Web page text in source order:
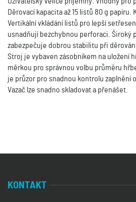
Děrovací kapacita až 15 listů 80 g papíru.
Vertikální vkládání listů pro lepší
usnadňují bezchybnou perforaci. Široký
zabezpečuje dobrou stabilitu při
Stroj je vybaven zásobníkem na uložení
měrkou pro správnou volbu průměru
je průzor pro snadnou kontrolu zaplnění
Vazač lze snadno skladovat a přenášet.
KONTAKT